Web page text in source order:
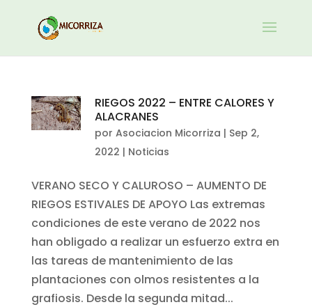
RIEGOS 2022 – ENTRE CALORES Y
ALACRANES
porAsociacion Micorriza | Sep 2,
2022 | Noticias
VERANO SECO Y CALUROSO – AUMENTO DE
RIEGOS ESTIVALES DE APOYO Las extremas
condiciones de este verano de 2022 nos
han obligado a realizar un esfuerzo extra en
las tareas de mantenimiento de las
plantaciones con olmos resistentes a la
grafiosis. Desde la segunda mitad...